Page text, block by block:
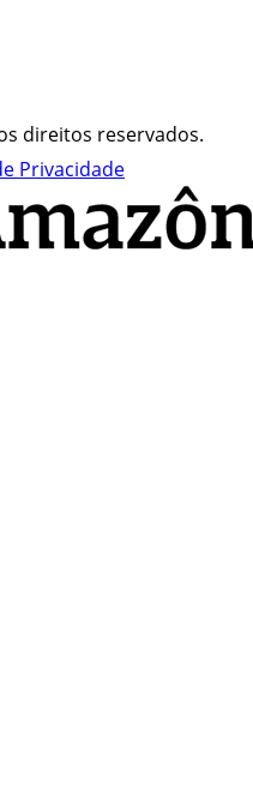
direitos reservados.
Privacidade